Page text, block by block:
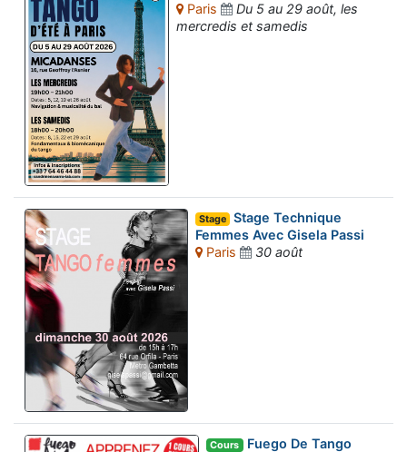
Paris
Du 5 au 29 août, les
mercredis et samedis
Stage
Stage Technique
Femmes Avec Gisela Passi
Paris
30 août
Cours Fuego De Tango